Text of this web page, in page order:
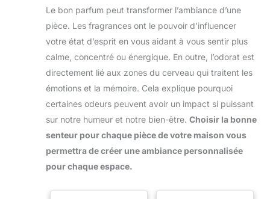
détente, améliorer le
sommeil ou stimuler
l'humeur. Notre diffuseur
exploite le pouvoir de
l'aromathérapie pour vous
aider à créer l'atmosphère
votre bien-être global.
Idée cadeau parfaite avec
un service client convivial
: Vous cherchez un cadeau
réfléchi ? Notre diffuseur
nordique compact est un
polyvalence, son design
élégant et ses effets
puissants en font un
cadeau unique et précieux
qui suscitera la curiosité
service client convivial
Le bon parfum peut transformer l’ambiance d’une
pièce. Les fragrances ont le pouvoir d’influencer
votre état d’esprit en vous aidant à vous sentir plus
calme, concentré ou énergique. En outre, l’odorat est
directement lié aux zones du cerveau qui traitent les
émotions et la mémoire. Cela explique pourquoi
certaines odeurs peuvent avoir un impact si puissant
sur notre humeur et notre bien-être. Choisir la bonne
senteur pour chaque pièce de votre maison vous
permettra de créer une ambiance personnalisée
pour chaque espace.